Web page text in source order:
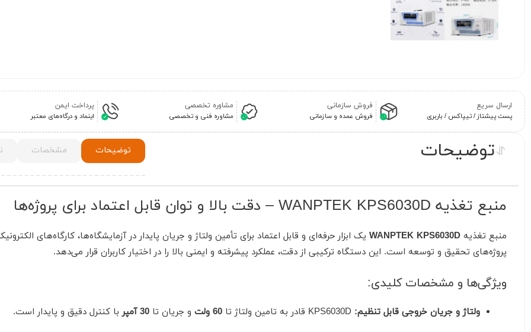
ارسال سریع
پست پیشتاز / تیپاکس / باربری
فروش سازمانی
فروش عمده و سازمانی
مشاوره تخصصی
مشاوره فنی و تخصصی
پرداخت ایمن
اینماد و درگاه‌های معتبر
توضیحات مشخصات توضیحات
منبع تغذیه WANPTEK KPS6030D – دقت بالا و توان قابل اعتماد برای پروژه‌ها
منبع تغذیه WANPTEK KPS6030D یک ابزار حرفه‌ای و قابل اعتماد برای تأمین ولتاژ و جریان پایدار در آزمایشگاه‌ها، کارگاه‌های
پروژه‌های تحقیق و توسعه است. این دستگاه ترکیبی از دقت، عملکرد پیشرفته و ایمنی بالا را در اختیار کاربران قرار می‌دهد.
ویژگی‌ها و مشخصات کلیدی:
ولتاژ و جریان خروجی قابل تنظیم: 60 ولت و جریان تا 30 آمپر با کنترل دقیق و پایدار است.